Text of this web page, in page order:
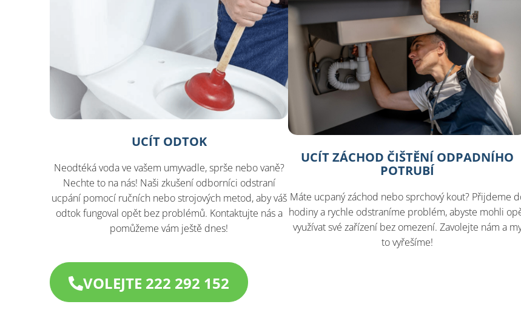
UCÍT ODTOK
Neodtéká voda ve vašem umyvadle, sprše nebo vaně?
Nechte to na nás! Naši zkušení odborníci odstraní
ucpání pomocí ručních nebo strojových metod, aby váš
odtok fungoval opět bez problémů. Kontaktujte nás a
pomůžeme vám ještě dnes!​
UCÍT ZÁCHOD ČIŠTĚNÍ ODPADNÍHO
POTRUBÍ
Máte ucpaný záchod nebo sprchový kout? Přijdeme
hodiny a rychle odstraníme problém, abyste mohli
využívat své zařízení bez omezení. Zavolejte nám a
to vyřešíme!
VOLEJTE 222 292 152